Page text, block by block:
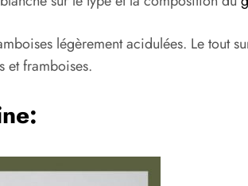
légèrement acidulées. Le tout
et framboises.